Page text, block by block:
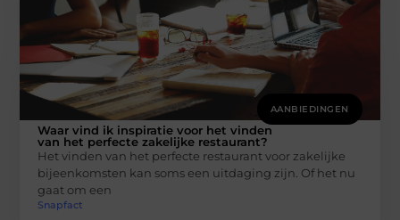
AANBIEDINGEN
Waar vind ik inspiratie voor het vinden
van het perfecte zakelijke restaurant?
Het vinden van het perfecte restaurant voor zakelijke
bijeenkomsten kan soms een uitdaging zijn. Of het nu
gaat om een
Snapfact